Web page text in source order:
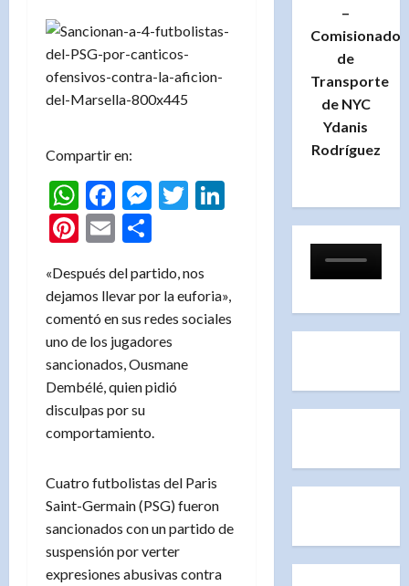
Compartir en:
WhatsApp
Facebook
Messenger
Twitter
Pinterest
Email
«Después del partido, nos
dejamos llevar por la euforia»,
comentó en sus redes sociales
uno de los jugadores
sancionados, Ousmane
Dembélé, quien pidió
disculpas por su
comportamiento.
Cuatro futbolistas del Paris
Saint-Germain (PSG) fueron
sancionados con un partido de
suspensión por verter
expresiones abusivas contra
–
Comisionado
de
Transporte
de NYC
Ydanis
Rodríguez